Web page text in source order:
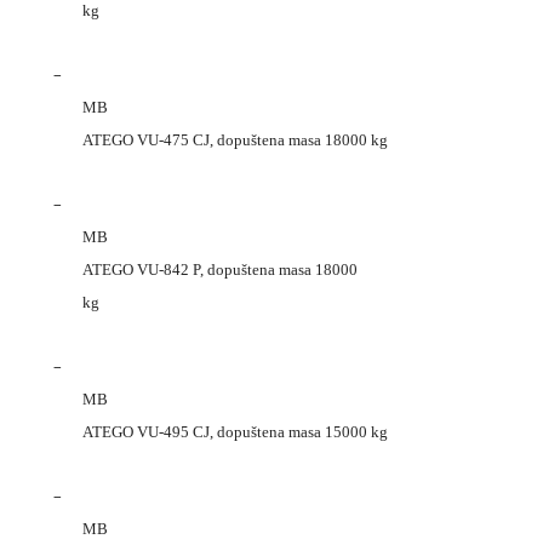
kg
–
MB
ATEGO VU-475 CJ, dopuštena masa 18000 kg
–
MB
ATEGO VU-842 P, dopuštena masa 18000
kg
–
MB
ATEGO VU-495 CJ, dopuštena masa 15000 kg
–
MB